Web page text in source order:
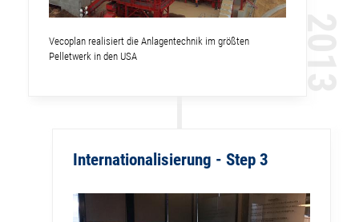
Vecoplan realisiert die Anlagentechnik im größten
Pelletwerk in den USA
Internationalisierung - Step 3